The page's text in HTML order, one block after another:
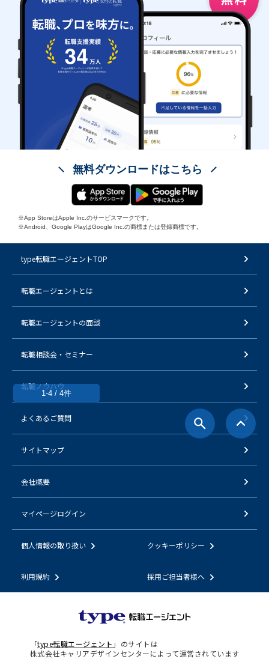
1-4 / 4件
無料ダウンロードはこちら
※App StoreはApple Inc.のサービスマークです。
※Android、Google PlayはGoogle Inc.の商標または登録商標です。
type転職エージェントTOP
転職エージェントとは
転職エージェントの面談
転職相談会・セミナー
転職ノウハウ
よくあるご質問
サイトマップ
会社概要
マイページログイン
個人情報の取り扱い クッキーポリシー
利用規約 採用ご担当者様へ
「type転職エージェント 」のサイトは
株式会社キャリアデザインセンターによって運営されています